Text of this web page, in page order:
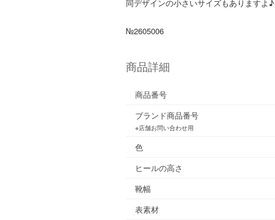
同デザインの小さいサイズもありますよ♪
№2605006
商品詳細
商品番号
ブランド商品番号
※店舗お問い合わせ用
色
ヒールの高さ
靴幅
表素材